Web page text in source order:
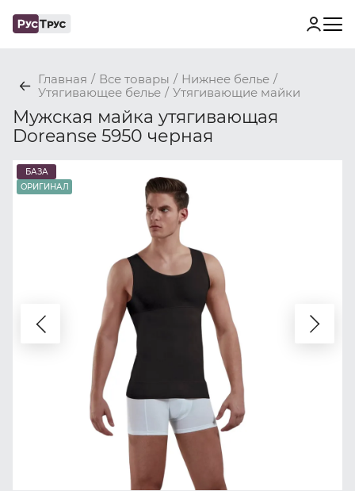
Главная / Все товары / Нижнее белье /
Утягивающее белье / Утягивающие майки
Мужская майка утягивающая
Doreanse 5950 черная
БАЗА
ОРИГИНАЛ